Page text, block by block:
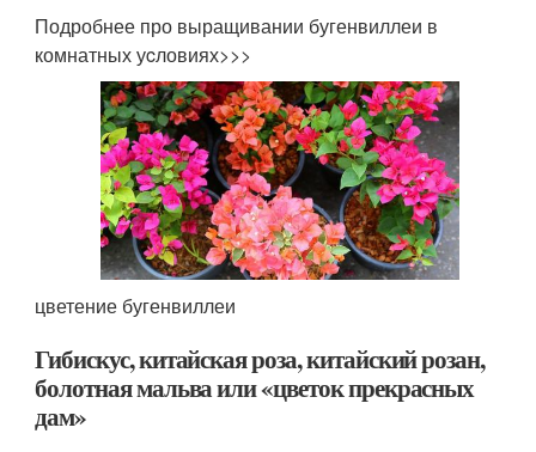
Подробнее про выращивании бугенвиллеи в
комнатных уcловиях>>>
цветение бугенвиллеи
Гибискус, китайская роза, китайский розан,
болотная мальва или «цветок прекрасных
дам»